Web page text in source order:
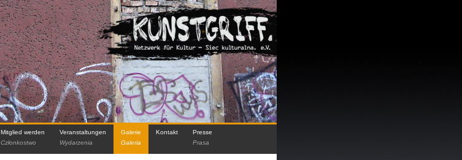
Mitglied werden
Członkostwo
Veranstaltungen
Wydarzenia
Galerie
Galeria
Kontakt
Presse
Prasa